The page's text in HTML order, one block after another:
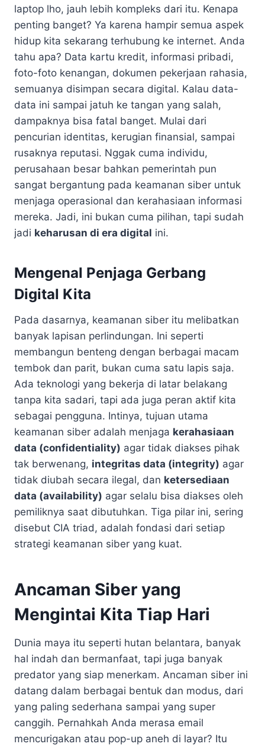
laptop lho, jauh lebih kompleks dari itu. Kenapa
penting banget? Ya karena hampir semua aspek
hidup kita sekarang terhubung ke internet. Anda
tahu apa? Data kartu kredit, informasi pribadi,
foto-foto kenangan, dokumen pekerjaan rahasia,
semuanya disimpan secara digital. Kalau data-
data ini sampai jatuh ke tangan yang salah,
dampaknya bisa fatal banget. Mulai dari
pencurian identitas, kerugian finansial, sampai
rusaknya reputasi. Nggak cuma individu,
perusahaan besar bahkan pemerintah pun
sangat bergantung pada keamanan siber untuk
menjaga operasional dan kerahasiaan informasi
mereka. Jadi, ini bukan cuma pilihan, tapi sudah
jadi keharusan di era digital ini.
Mengenal Penjaga Gerbang
Digital Kita
Pada dasarnya, keamanan siber itu melibatkan
banyak lapisan perlindungan. Ini seperti
membangun benteng dengan berbagai macam
tembok dan parit, bukan cuma satu lapis saja.
Ada teknologi yang bekerja di latar belakang
tanpa kita sadari, tapi ada juga peran aktif kita
sebagai pengguna. Intinya, tujuan utama
keamanan siber adalah menjaga kerahasiaan
data (confidentiality) agar tidak diakses pihak
tak berwenang, integritas data (integrity) agar
tidak diubah secara ilegal, dan ketersediaan
data (availability) agar selalu bisa diakses oleh
pemiliknya saat dibutuhkan. Tiga pilar ini, sering
disebut CIA triad, adalah fondasi dari setiap
strategi keamanan siber yang kuat.
Ancaman Siber yang
Mengintai Kita Tiap Hari
Dunia maya itu seperti hutan belantara, banyak
hal indah dan bermanfaat, tapi juga banyak
predator yang siap menerkam. Ancaman siber ini
datang dalam berbagai bentuk dan modus, dari
yang paling sederhana sampai yang super
canggih. Pernahkah Anda merasa email
mencurigakan atau pop-up aneh di layar? Itu